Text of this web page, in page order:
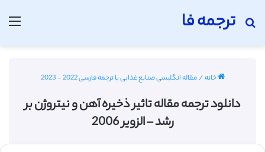
ترجمه فا
جستجو برای
خانه/مقاله انگلیسی صنایع غذایی با ترجمه فارسی 2022 - 2023
دانلود ترجمه مقاله تاثیر ذخیره آهن و نیتروژن بر
رشد – الزویر 2006